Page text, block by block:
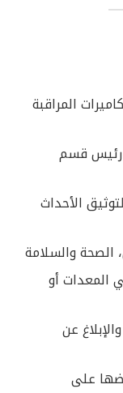
المراقبة
رئيس قسم
الأحداث
الصحة والسلامة
المعدات أو
عن
على